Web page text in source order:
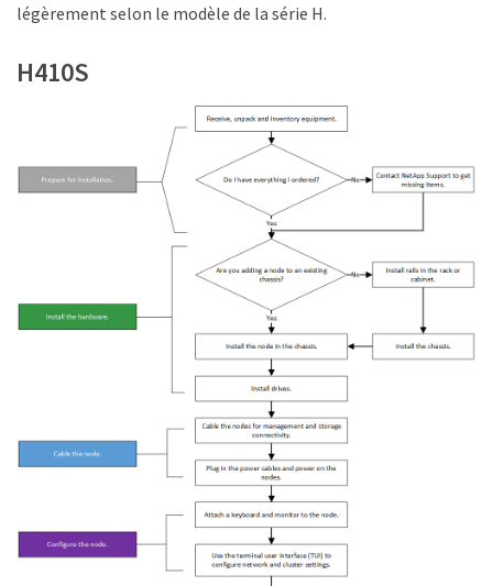
légèrement selon le modèle de la série H.
H410S